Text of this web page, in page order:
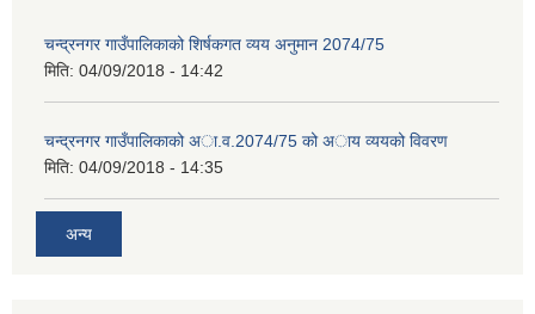
चन्द्रनगर गाउँपालिकाको शिर्षकगत व्यय अनुमान 2074/75
मिति: 04/09/2018 - 14:42
चन्द्रनगर गाउँपालिकाको अा‍‍‍.व.2074/75 को अाय व्ययको विवरण
मिति: 04/09/2018 - 14:35
अन्य